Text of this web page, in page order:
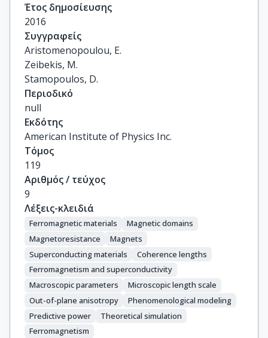
Έτος δημοσίευσης
2016
Συγγραφείς
Aristomenopoulou, E.
Zeibekis, M.
Stamopoulos, D.
Περιοδικό
null
Εκδότης
American Institute of Physics Inc.
Τόμος
119
Αριθμός / τεύχος
9
Λέξεις-κλειδιά
Ferromagnetic materials
Magnetic domains
Magnetoresistance
Magnets
Superconducting materials
Coherence lengths
Ferromagnetism and superconductivity
Macroscopic parameters
Microscopic length scale
Out-of-plane anisotropy
Phenomenological modeling
Predictive power
Theoretical simulation
Ferromagnetism